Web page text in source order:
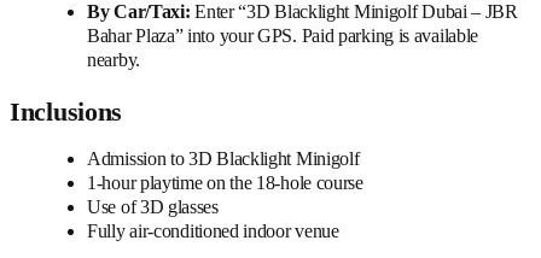
By Car/Taxi: Enter “3D Blacklight Minigolf Dubai – JBR
Bahar Plaza” into your GPS. Paid parking is available
nearby.
Inclusions
Admission to 3D Blacklight Minigolf
1-hour playtime on the 18-hole course
Use of 3D glasses
Fully air-conditioned indoor venue